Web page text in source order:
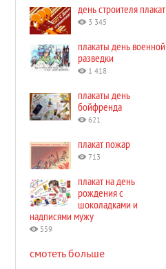
день строителя плакат
3 345
плакаты день военной
разведки
1 418
плакаты день
бойфренда
621
плакат пожар
713
плакат на день
рождения с
шоколадками и
надписями мужу
559
смотеть больше